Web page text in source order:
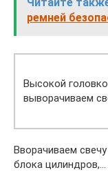
ремней
Высокой
выворачиваем
Вворачиваем
блока цилиндров,…